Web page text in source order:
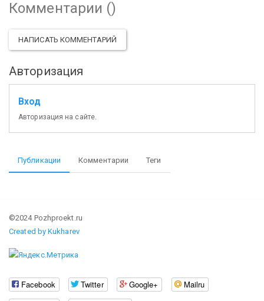
Комментарии ()
НАПИСАТЬ КОММЕНТАРИЙ
Авторизация
Вход
Авторизация на сайте.
Публикации Комментарии Теги
©2024 Pozhproekt.ru
Created by Kukharev
Facebook Twitter Google+
Mailru